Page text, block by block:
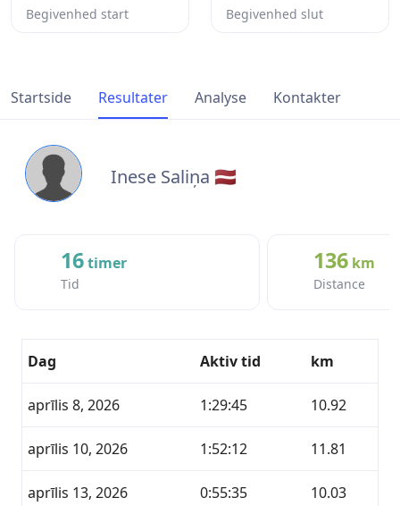
Begivenhed start Begivenhed slut
Startside Resultater Analyse Kontakter
Inese Saliņa 🇱🇻
16timer
Tid
136km
Distance
Dag Aktiv tid km
aprīlis 8, 2026 1:29:45 10.92
aprīlis 10, 2026 1:52:12 11.81
aprīlis 13, 2026 0:55:35 10.03